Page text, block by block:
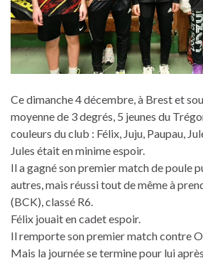
Ce dimanche 4 décembre, à Brest et
moyenne de 3 degrés, 5 jeunes du
couleurs du club : Félix, Juju, Paupau,
Jules était en minime espoir.
Il a gagné son premier match de poule
autres, mais réussi tout de même à
(BCK), classé R6.
Félix jouait en cadet espoir.
Il remporte son premier match contre
Mais la journée se termine pour lui